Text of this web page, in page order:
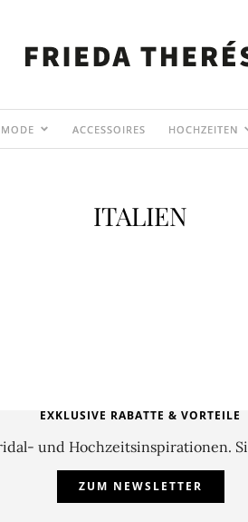
ACCESSOIRES HOCHZEITEN
ITALIEN
EXKLUSIVE RABATTE & VORTEILE
und Hochzeitsinspirationen.
ZUM NEWSLETTER